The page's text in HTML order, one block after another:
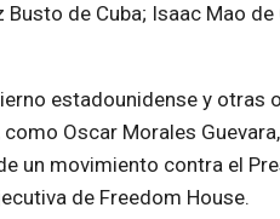
de Cuba; Isaac Mao
estadounidense y otras
Oscar Morales
un movimiento contra el
de Freedom House.